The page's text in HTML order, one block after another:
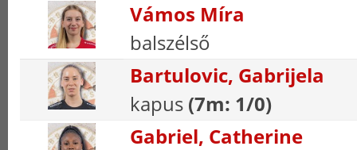
Vámos Míra
balszélső
Bartulovic, Gabrijela
kapus (7m: 1/0)
Gabriel, Catherine